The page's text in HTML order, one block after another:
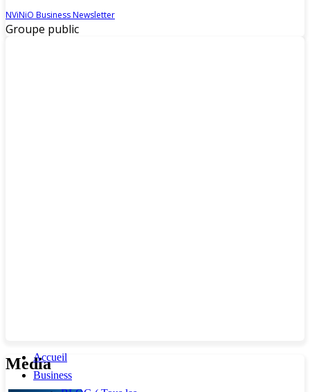
NViNiO Business Newsletter
Groupe public
MediaAccueil
Business